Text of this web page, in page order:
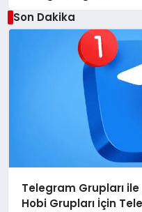
Son Dakika
Telegram Grupları ile
Hobi Grupları İçin